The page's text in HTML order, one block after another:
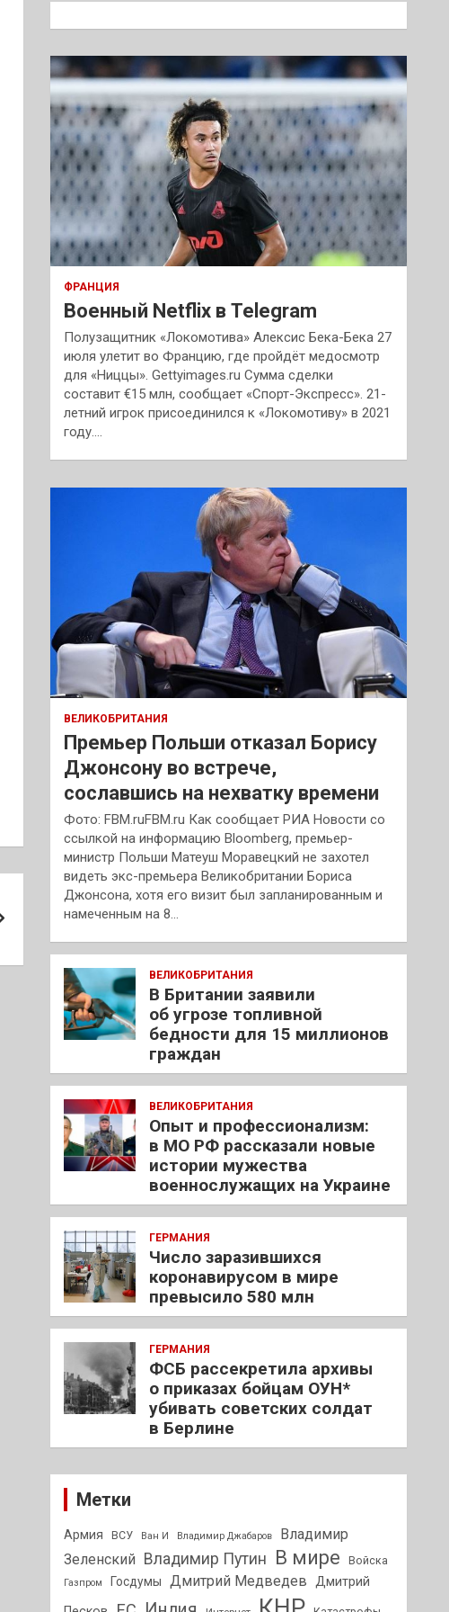
к
ФРАНЦИЯ
Военный Netflix в Telegram
Полузащитник «Локомотива» Алексис Бека-Бека 27
июля улетит во Францию, где пройдёт медосмотр
для «Ниццы». Gettyimages.ru Сумма сделки
составит €15 млн, сообщает «Спорт-Экспресс». 21-
летний игрок присоединился к «Локомотиву» в 2021
году.…
ВЕЛИКОБРИТАНИЯ
Премьер Польши отказал Борису
Джонсону во встрече,
сославшись на нехватку времени
Фото: FBM.ruFBM.ru Как сообщает РИА Новости со
ссылкой на информацию Bloomberg, премьер-
министр Польши Матеуш Моравецкий не захотел
видеть экс-премьера Великобритании Бориса
Джонсона, хотя его визит был запланированным и
намеченным на 8…
ВЕЛИКОБРИТАНИЯ
В Британии заявили
об угрозе топливной
бедности для 15 миллионов
граждан
ВЕЛИКОБРИТАНИЯ
Опыт и профессионализм:
в МО РФ рассказали новые
истории мужества
военнослужащих на Украине
ГЕРМАНИЯ
Число заразившихся
коронавирусом в мире
превысило 580 млн
ГЕРМАНИЯ
ФСБ рассекретила архивы
о приказах бойцам ОУН*
убивать советских солдат
в Берлине
Метки
Армия ВСУ Ван И Владимир Джабаров
Владимир
Зеленский
Владимир Путин В мире Войска
Газпром Госдумы Дмитрий Медведев
Дмитрий